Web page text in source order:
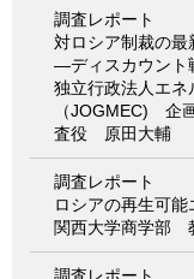
調査レポート
対ロシア制裁の最
―ディスカウント
独立行政法人エネ
（JOGMEC) 企
査役 原田大輔
調査レポート
ロシアの再生可
関西大学商学部
調査レポート